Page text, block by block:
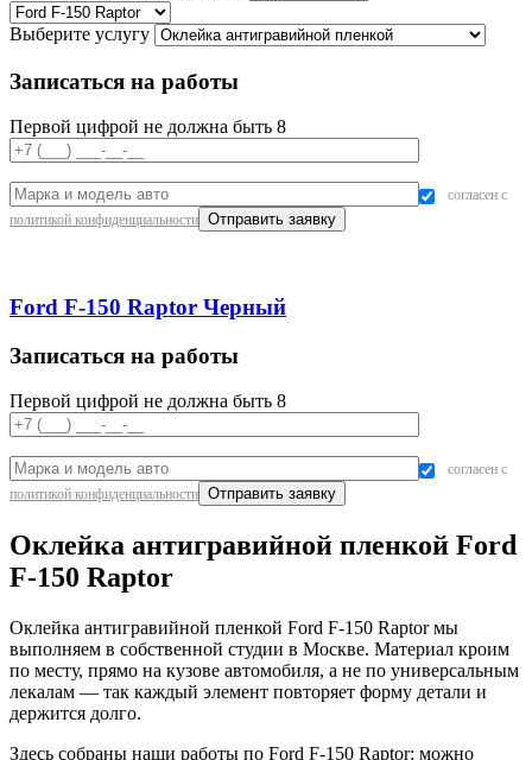
Выберите услугу
Записаться на работы
Первой цифрой не должна быть 8
согласен с
политикой конфиденциальности
Ford F-150 Raptor Черный
Записаться на работы
Первой цифрой не должна быть 8
согласен с
политикой конфиденциальности
Оклейка антигравийной пленкой Ford
F-150 Raptor
Оклейка антигравийной пленкой Ford F-150 Raptor мы
выполняем в собственной студии в Москве. Материал кроим
по месту, прямо на кузове автомобиля, а не по универсальным
лекалам — так каждый элемент повторяет форму детали и
держится долго.
Здесь собраны наши работы по Ford F-150 Raptor: можно